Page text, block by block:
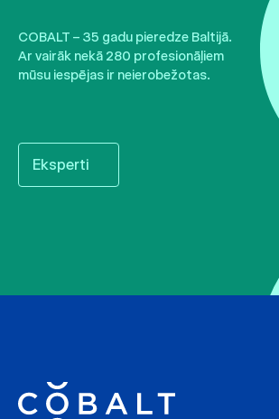
COBALT – 35 gadu pieredze Baltijā.
Ar vairāk nekā 280 profesionāļiem
mūsu iespējas ir neierobežotas.
Eksperti